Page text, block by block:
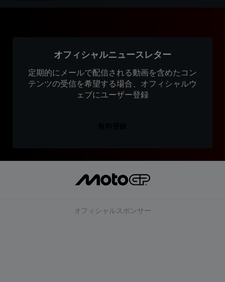
オフィシャルニュースレター
定期的にメールで配信される動画を含めたコン
テンツの受信を希望する場合、オフィシャルウ
ェブにユーザー登録
オフィシャルスポンサー